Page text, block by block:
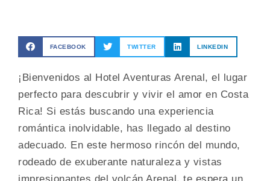
FACEBOOK TWITTER LINKEDIN
¡Bienvenidos al Hotel Aventuras Arenal, el lugar
perfecto para descubrir y vivir el amor en Costa
Rica! Si estás buscando una experiencia
romántica inolvidable, has llegado al destino
adecuado. En este hermoso rincón del mundo,
rodeado de exuberante naturaleza y vistas
impresionantes del volcán Arenal, te espera un